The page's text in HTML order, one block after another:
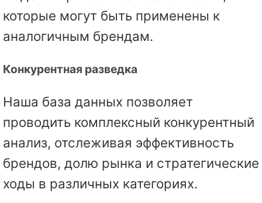
которые могут быть применены к
аналогичным брендам.
Конкурентная разведка
Наша база данных позволяет
проводить комплексный конкурентный
анализ, отслеживая эффективность
брендов, долю рынка и стратегические
ходы в различных категориях.